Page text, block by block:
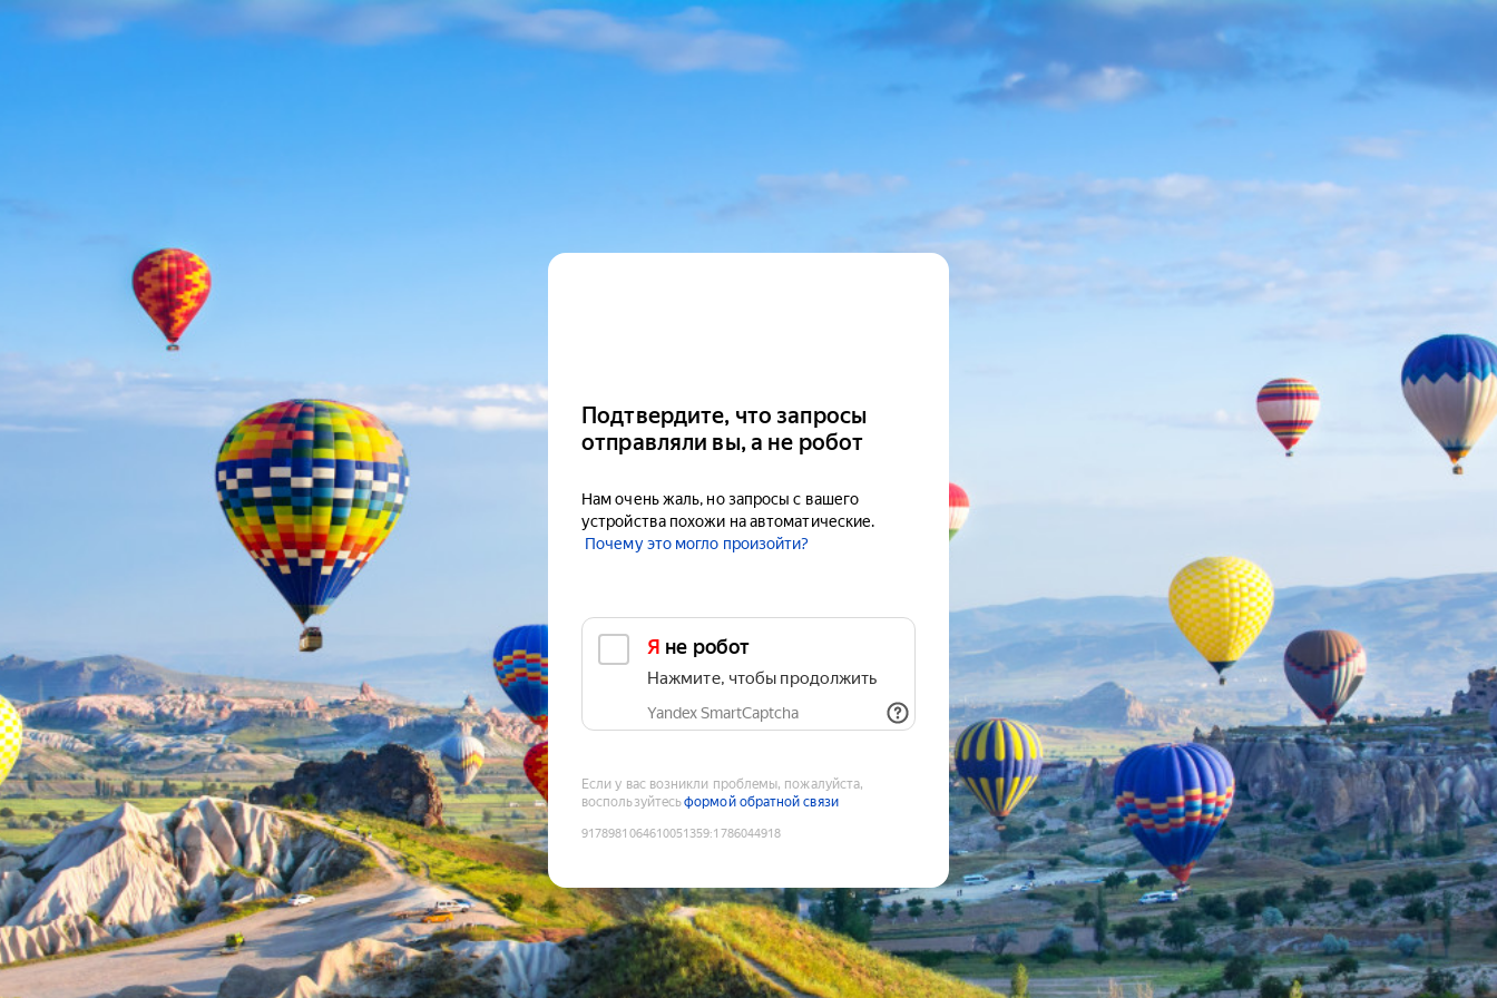
Подтвердите, что запросы
отправляли вы, а не робот
Нам очень жаль, но запросы с вашего
устройства похожи на автоматические.
Почему это могло произойти?
Я не робот
Нажмите, чтобы продолжить
Yandex SmartCaptcha
Если у вас возникли проблемы, пожалуйста,
воспользуйтесьформой обратной связи
9178981064610051359:1786044918